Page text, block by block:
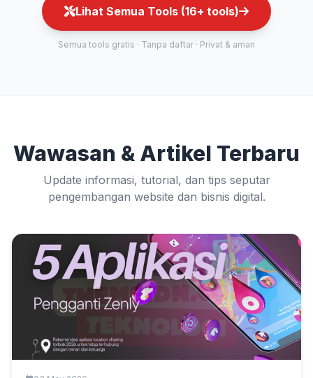
Lihat Semua Tools (16+ tools)
Semua tools gratis · Tanpa daftar · Privat & aman
Wawasan & Artikel Terbaru
Update informasi, tutorial, dan tips seputar
pengembangan website dan bisnis digital.